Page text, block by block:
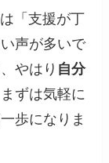
「支援が丁
声が多いで
やはり 自分
ずは気軽に
歩になりま